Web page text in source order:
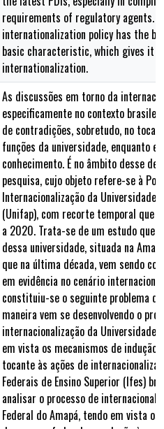
requirements of regulatory agents.
internationalization policy has the
basic characteristic, which gives it
internationalization.
As discussões em torno da
especificamente no contexto
de contradições, sobretudo, no
funções da universidade, enquanto
conhecimento. É no âmbito desse
pesquisa, cujo objeto refere-se à
Internacionalização da Universidade
(Unifap), com recorte temporal que
a 2020. Trata-se de um estudo que
dessa universidade, situada na
que na última década, vem sendo
em evidência no cenário
constituiu-se o seguinte problema
maneira vem se desenvolvendo o
internacionalização da Universidade
em vista os mecanismos de indução
tocante às ações de
Federais de Ensino Superior (Ifes)
analisar o processo de
Federal do Amapá, tendo em vista